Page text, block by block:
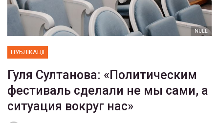
NULL
ПУБЛІКАЦІЇ
Гуля Султанова: «Политическим
фестиваль сделали не мы сами, а
ситуация вокруг нас»